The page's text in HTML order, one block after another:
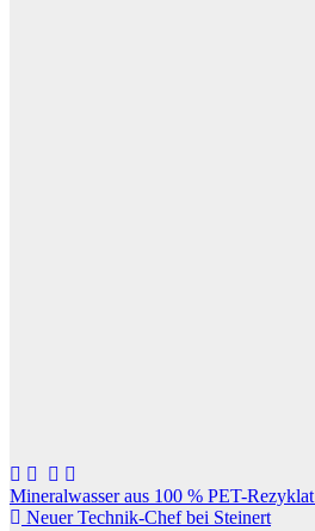
Beitragsnavigation
Mineralwasser aus 100 % PET-Rezyklat
Neuer Technik-Chef bei Steinert